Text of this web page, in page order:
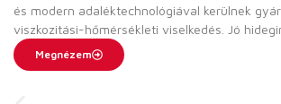
és modern adaléktechnológiával kerülnek
viszkozitási-hőmérsékleti viselkedés. Jó hidegindítási
tulajdonságok.
Megnézem